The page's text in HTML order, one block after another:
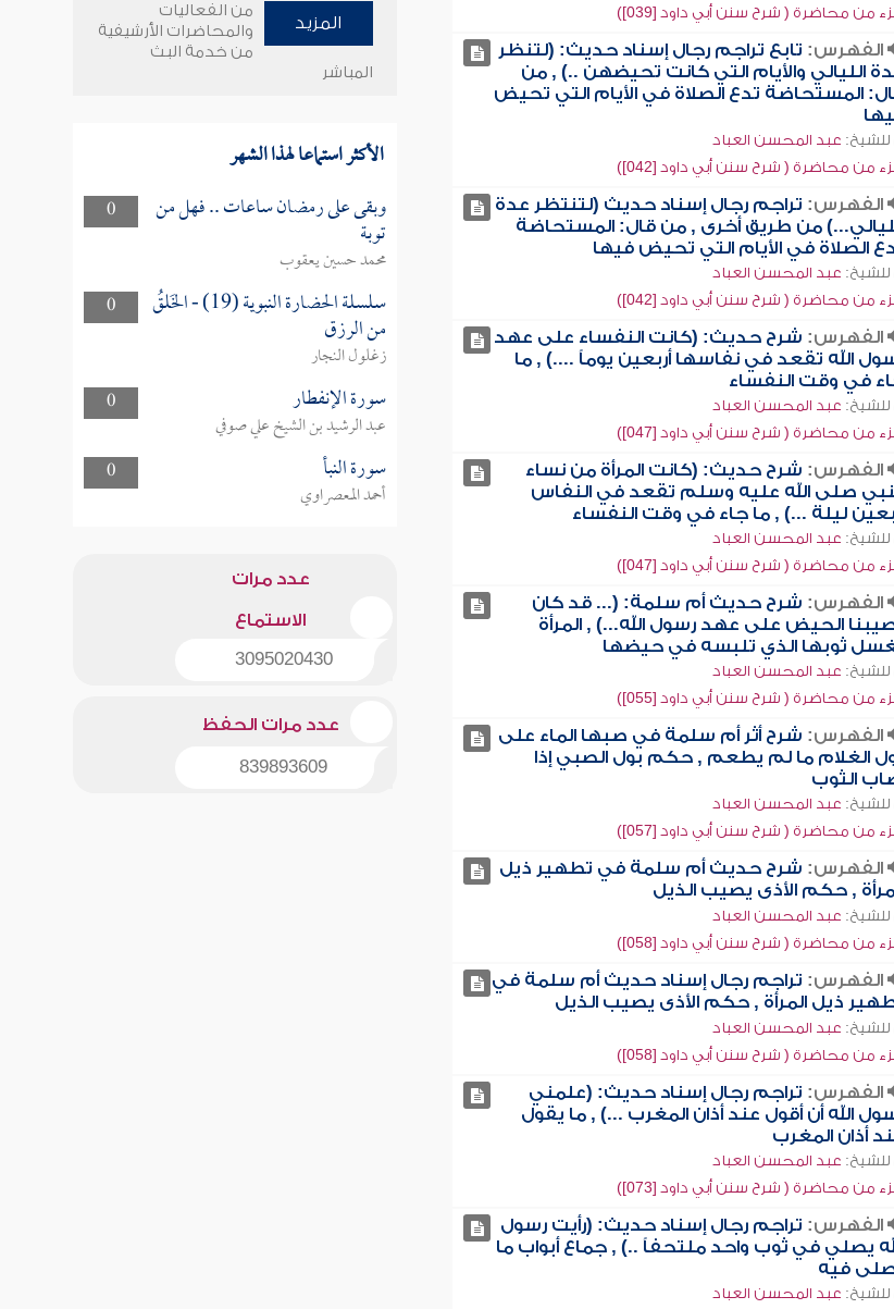
من محاضرة ( شرح سنن أبي داود [039])
الفهرس: تابع تراجم رجال إسناد حديث: (لتنظر
الليالي والأيام التي كانت تحيضهن ..) , من
المستحاضة تدع الصلاة في الأيام التي تحيض
للشيخ: عبد المحسن العباد
من محاضرة ( شرح سنن أبي داود [042])
الفهرس: تراجم رجال إسناد حديث (لتنتظر عدة
من طريق أخرى , من قال: المستحاضة
الصلاة في الأيام التي تحيض فيها
للشيخ: عبد المحسن العباد
من محاضرة ( شرح سنن أبي داود [042])
الفهرس: شرح حديث: (كانت النفساء على عهد
الله تقعد في نفاسها أربعين يوماً ....) , ما
في وقت النفساء
للشيخ: عبد المحسن العباد
من محاضرة ( شرح سنن أبي داود [047])
الفهرس: شرح حديث: (كانت المرأة من نساء
صلى الله عليه وسلم تقعد في النفاس
ليلة ...) , ما جاء في وقت النفساء
للشيخ: عبد المحسن العباد
من محاضرة ( شرح سنن أبي داود [047])
الفهرس: شرح حديث أم سلمة: (... قد كان
الحيض على عهد رسول الله...) , المرأة
ثوبها الذي تلبسه في حيضها
للشيخ: عبد المحسن العباد
من محاضرة ( شرح سنن أبي داود [055])
الفهرس: شرح أثر أم سلمة في صبها الماء على
الغلام ما لم يطعم , حكم بول الصبي إذا
الثوب
للشيخ: عبد المحسن العباد
من محاضرة ( شرح سنن أبي داود [057])
الفهرس: شرح حديث أم سلمة في تطهير ذيل
, حكم الأذى يصيب الذيل
للشيخ: عبد المحسن العباد
من محاضرة ( شرح سنن أبي داود [058])
الفهرس: تراجم رجال إسناد حديث أم سلمة في
ذيل المرأة , حكم الأذى يصيب الذيل
للشيخ: عبد المحسن العباد
من محاضرة ( شرح سنن أبي داود [058])
الفهرس: تراجم رجال إسناد حديث: (علمني
الله أن أقول عند أذان المغرب ...) , ما يقول
أذان المغرب
للشيخ: عبد المحسن العباد
من محاضرة ( شرح سنن أبي داود [073])
الفهرس: تراجم رجال إسناد حديث: (رأيت رسول
يصلي في ثوب واحد ملتحفاً ..) , جماع أبواب ما
فيه
للشيخ: عبد المحسن العباد
المزيد
من الفعاليات
والمحاضرات الأرشيفية
من خدمة البث
المباشر
الأكثر استماعا لهذا الشهر
0 وبقى على رمضان ساعات .. فهل من
توبة
محمد حسين يعقوب
0
سلسلة الحضارة النبوية (19) - الخَلقُ
من الرزق
زغلول النجار
0
سورة الإنفطار
عبد الرشيد بن الشيخ علي صوفي
0
سورة النبأ
أحمد المعصراوي
عدد مرات
الاستماع
3095020430
عدد مرات الحفظ
839893609